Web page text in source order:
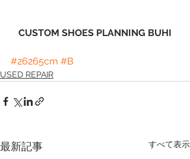
CUSTOM SHOES PLANNING BUHI
#26265cm #B
USED REPAIR
最新記事 すべて表示